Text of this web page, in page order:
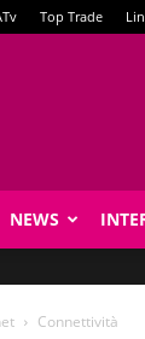
Top Trade
NEWS
Connettività